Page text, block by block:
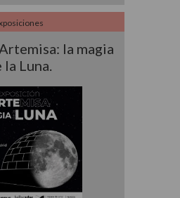
la magia
la Luna.